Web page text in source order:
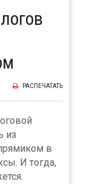
РАСПЕЧАТАТЬ
из
в
И тогда,